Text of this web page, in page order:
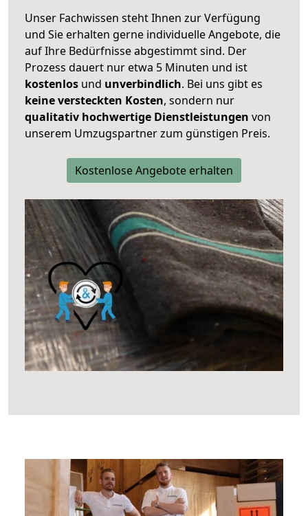
Unser Fachwissen steht Ihnen zur Verfügung
und Sie erhalten gerne individuelle Angebote, die
auf Ihre Bedürfnisse abgestimmt sind. Der
Prozess dauert nur etwa 5 Minuten und ist
kostenlos und unverbindlich. Bei uns gibt es
keine versteckten Kosten, sondern nur
qualitativ hochwertige Dienstleistungen von
unserem Umzugspartner zum günstigen Preis.
Kostenlose Angebote erhalten